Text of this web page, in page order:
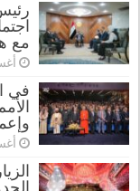
مع
في